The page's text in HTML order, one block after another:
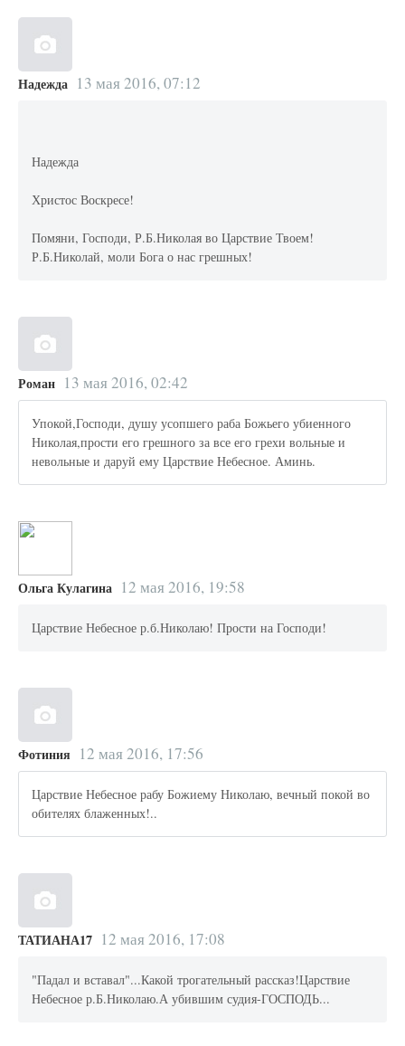
Надежда 13 мая 2016, 07:12
Надежда
Христос Воскресе!
Помяни, Господи, Р.Б.Николая во Царствие Твоем!
Р.Б.Николай, моли Бога о нас грешных!
Роман 13 мая 2016, 02:42
Упокой,Господи, душу усопшего раба Божьего убиенного
Николая,прости его грешного за все его грехи вольные и
невольные и даруй ему Царствие Небесное. Аминь.
Ольга Кулагина 12 мая 2016, 19:58
Царствие Небесное р.б.Николаю! Прости на Господи!
Фотиния 12 мая 2016, 17:56
Царствие Небесное рабу Божиему Николаю, вечный покой во
обителях блаженных!..
ТАТИАНА17 12 мая 2016, 17:08
"Падал и вставал"...Какой трогательный рассказ!Царствие
Небесное р.Б.Николаю.А убившим судия-ГОСПОДЬ...